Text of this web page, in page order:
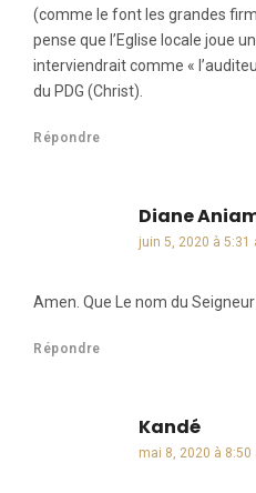
(comme le font les grandes
pense que l’Eglise locale joue
interviendrait comme «
du PDG (Christ).
Répondre
Diane
juin 5, 2020 à 5:31
Amen. Que Le nom du
Répondre
Kandédit :
mai 8, 2020 à 8:50